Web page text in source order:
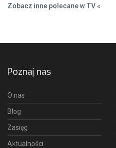
Zobacz inne polecane w TV «
Poznaj nas
O nas
Blog
Zasięg
Aktualności